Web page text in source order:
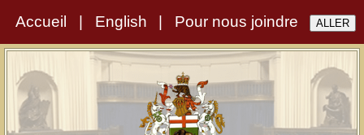
Accueil English Pour nous joindre